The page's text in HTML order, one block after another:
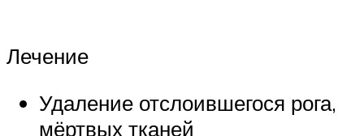
Лечение
Удаление отслоившегося рога,
мёртвых тканей